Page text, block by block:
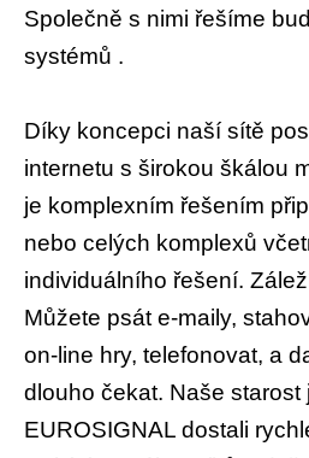
Společně s nimi řešíme
systémů .
Díky koncepci naší sítě
internetu s širokou škálou
je komplexním řešením
nebo celých komplexů
individuálního řešení.
Můžete psát e-maily,
on-line hry, telefonovat, a
dlouho čekat. Naše
EUROSIGNAL dostali